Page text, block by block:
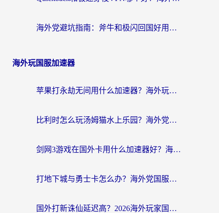
海外党避坑指南：斧牛和极闪回国好用吗？选对加速器才能无缝刷剧玩游戏
海外玩国服加速器
苹果打永劫无间用什么加速器？海外玩家亲测有效的国服游戏加速指南
比利时怎么玩汤姆猫水上乐园？海外党国服游戏加速终极指南（附无畏契约食之契约解决办法）
剑网3游戏在国外卡用什么加速器好？海外党亲测有效的国服游戏加速指南
打地下城与勇士卡怎么办？海外党国服游戏加速终极指南（附北美欧洲实测）
国外打新诛仙延迟高？2026海外玩家国服游戏加速器终极指南（附天龙八部闪耀暖暖实测）